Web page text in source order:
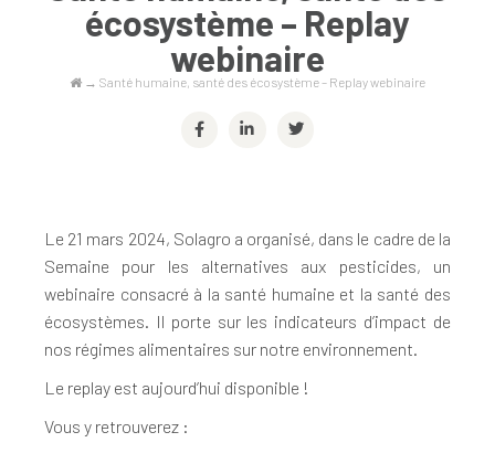
écosystème – Replay
webinaire
→ Santé humaine, santé des écosystème – Replay webinaire
Le 21 mars 2024, Solagro a organisé, dans le cadre de la
Semaine pour les alternatives aux pesticides, un
webinaire consacré à la santé humaine et la santé des
écosystèmes. Il porte sur les indicateurs d’impact de
nos régimes alimentaires sur notre environnement.
Le replay est aujourd’hui disponible !
Vous y retrouverez :